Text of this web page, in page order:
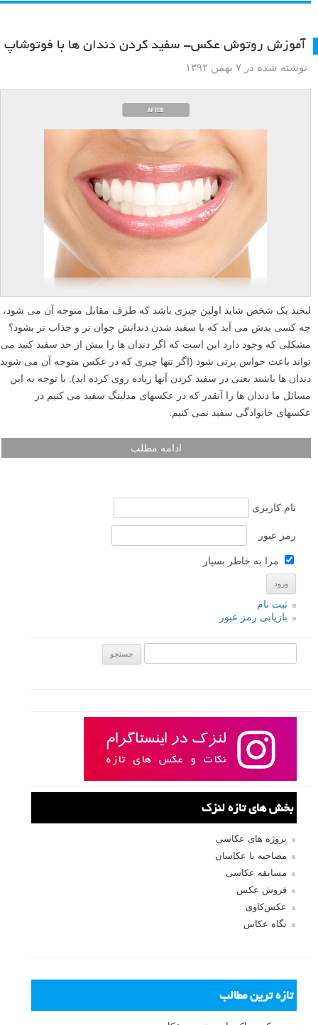
آموزش روتوش عکس- سفید کردن دندان ها با فوتوشاپ
نوشته شده در ۷ بهمن ۱۳۹۲
لبخند یک شخص شاید اولین چیزی باشد که طرف مقابل متوجه آن می شود،
چه کسی بدش می آید که با سفید شدن دندانش جوان تر و جذاب تر بشود؟
مشکلی که وجود دارد این است که اگر دندان ها را بیش از حد سفید کنید می
تواند باعث حواس پرتی شود (اگر تنها چیزی که در عکس متوجه آن می شوید
دندان ها باشند یعنی در سفید کردن آنها زیاده روی کرده اید). با توجه به این
مسائل ما دندان ها را آنقدر که در عکسهای مدلینگ سفید می کنیم در
عکسهای خانوادگی سفید نمی کنیم.
ادامه مطلب
نام کاربری
رمز عبور
مرا به خاطر بسپار
ثبت نام
بازیابی رمز عبور
بخش های تازه لنزک
پروژه های عکاسی
مصاحبه با عکاسان
مسابقه عکاسی
فروش عکس
عکس‌کاوی
نگاه عکاس
تازه ترین مطالب